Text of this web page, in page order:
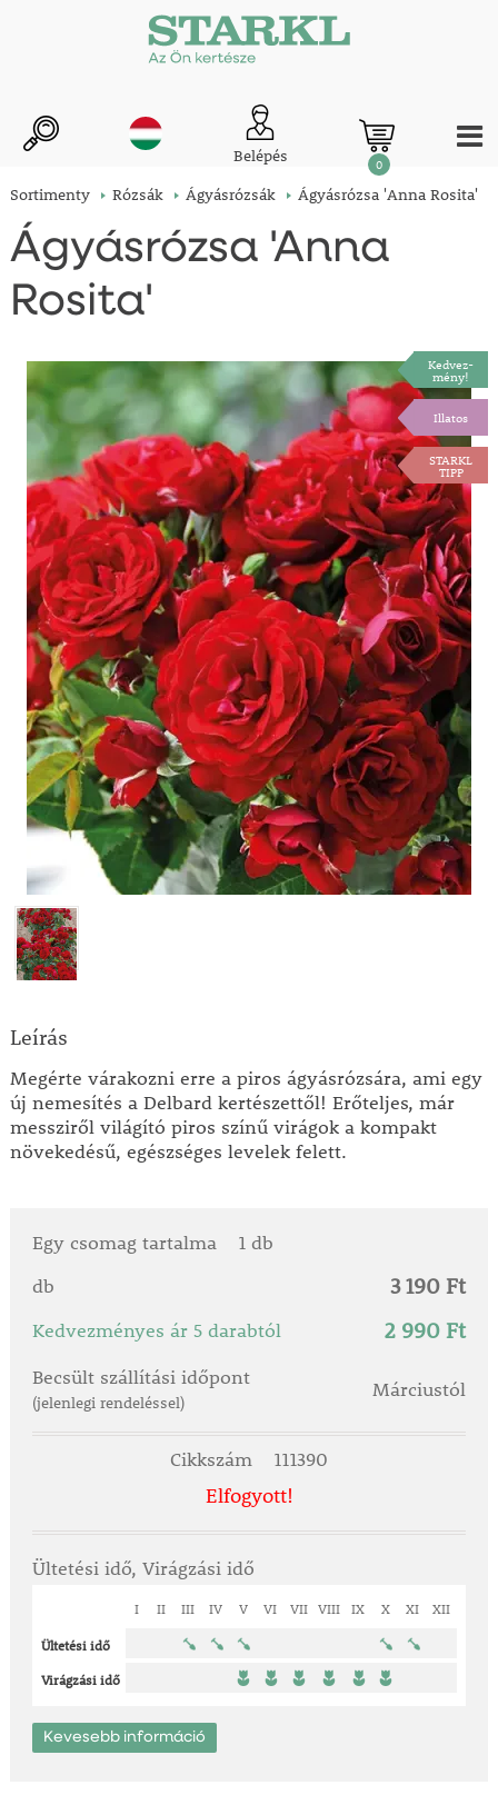
Belépés 0
Sortimenty Rózsák Ágyásrózsák Ágyásrózsa 'Anna Rosita'
Ágyásrózsa 'Anna
Rosita'
Kedvez-
mény!
Illatos
STARKL
TIPP
Leírás
Megérte várakozni erre a piros ágyásrózsára, ami egy
új nemesítés a Delbard kertészettől! Erőteljes, már
messziről világító piros színű virágok a kompakt
növekedésű, egészséges levelek felett.
Egy csomag tartalma
1 db
db
3 190 Ft
Kedvezményes ár 5 darabtól 2 990 Ft
Becsült szállítási időpont
(jelenlegi rendeléssel)
Márciustól
Cikkszám 111390
Elfogyott!
Ültetési idő, Virágzási idő
I II III IV V VI VII VIII IX X XI XII
Ültetési idő
Virágzási idő
Kevesebb információ